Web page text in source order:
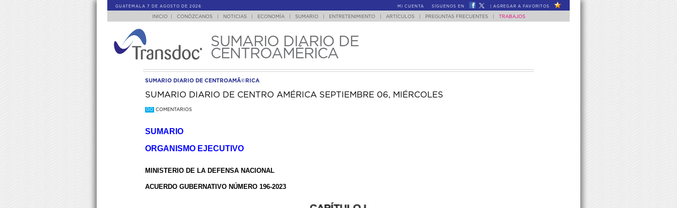
GUATEMALA 7 DE AGOSTO DE 2026 MI CUENTA SÍGUENOS EN AGREGAR A FAVORITOS
INICIO CONÓZCANOS NOTICIAS ECONOMÍA SUMARIO ENTRETENIMIENTO ARTÍCULOS PREGUNTAS FRECUENTES TRABAJOS
SUMARIO DIARIO DE
CENTROAMÉRICA
SUMARIO DIARIO DE CENTROAMÃ©RICA
SUMARIO DIARIO DE CENTRO AMÉRICA SEPTIEMBRE 06, MIÉRCOLES
00 COMENTARIOS
SUMARIO
ORGANISMO EJECUTIVO
MINISTERIO DE LA DEFENSA NACIONAL
ACUERDO GUBERNATIVO NÚMERO 196-2023